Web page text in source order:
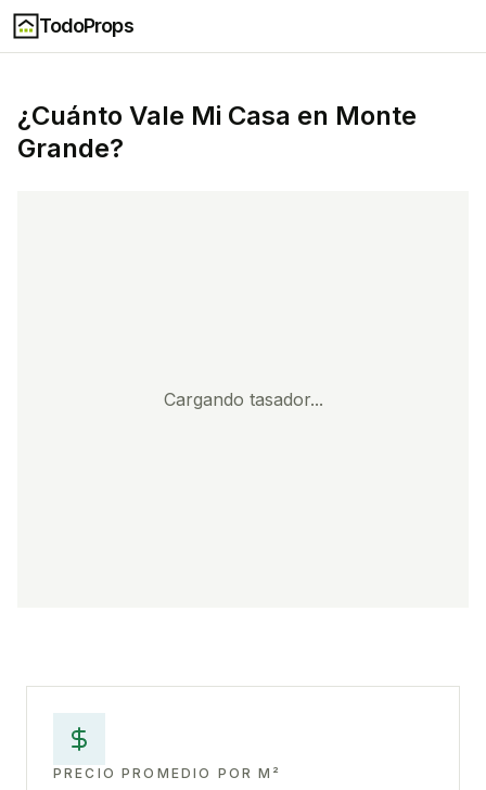
TodoProps
¿Cuánto Vale Mi Casa en Monte
Grande?
Cargando tasador...
PRECIO PROMEDIO POR M²